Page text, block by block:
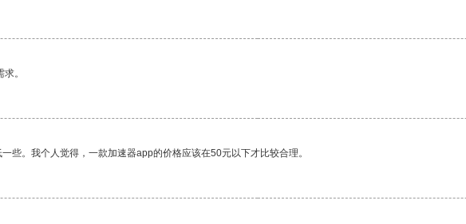
。
些。我个人觉得，一款加速器app的价格应该在50元以下才比较合理。